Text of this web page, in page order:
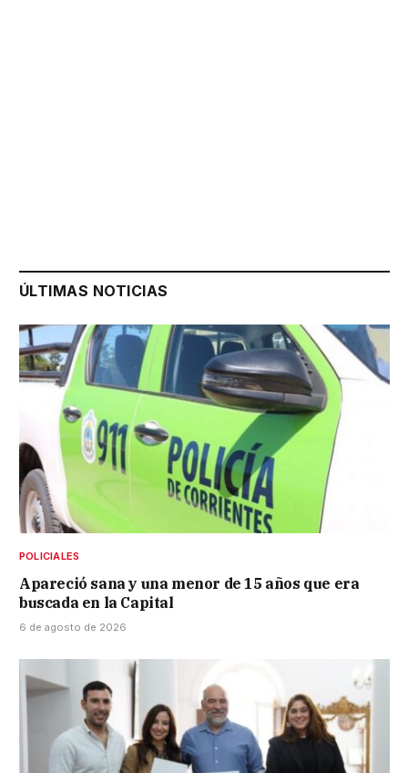
ÚLTIMAS NOTICIAS
POLICIALES
Apareció sana y una menor de 15 años que era
buscada en la Capital
6 de agosto de 2026